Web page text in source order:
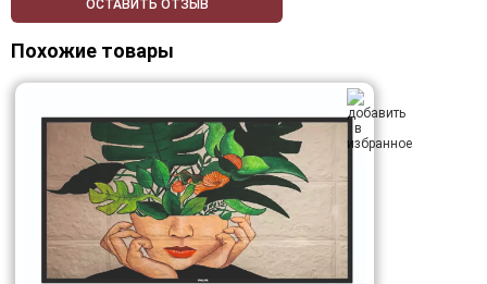
ОСТАВИТЬ ОТЗЫВ
Похожие товары